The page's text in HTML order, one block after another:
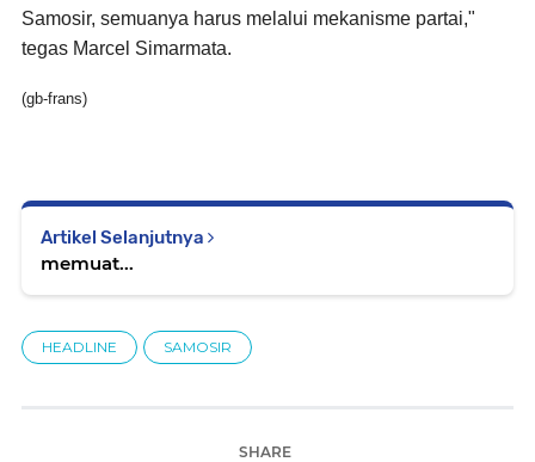
Samosir, semuanya harus melalui mekanisme partai,"
tegas Marcel Simarmata.
(gb-frans)
Artikel Selanjutnya
memuat...
HEADLINE SAMOSIR
SHARE